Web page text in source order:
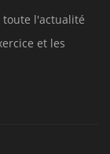
toute l'actualité
et les